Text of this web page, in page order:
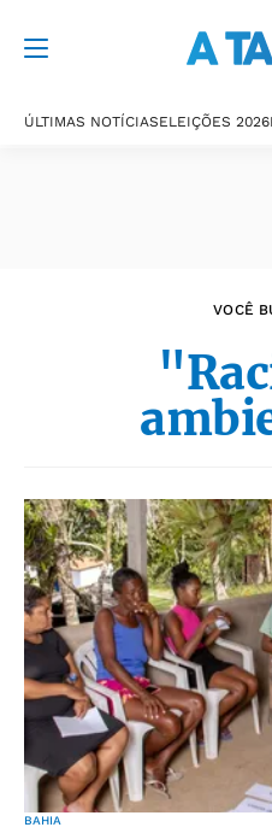
ÚLTIMAS NOTÍCIASELEIÇÕES 2026
VOCÊ
BAHIA